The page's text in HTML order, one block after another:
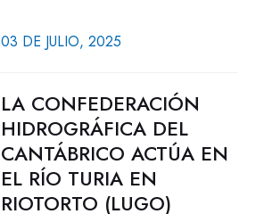
03 DE JULIO, 2025
LA CONFEDERACIÓN
HIDROGRÁFICA DEL
CANTÁBRICO ACTÚA EN
EL RÍO TURIA EN
RIOTORTO (LUGO)